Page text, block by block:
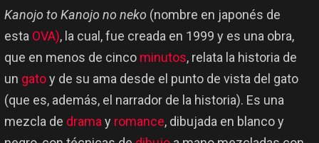
Kanojo to Kanojo no neko (nombre en japonés de
esta OVA), la cual, fue creada en 1999 y es una obra,
que en menos de cinco minutos, relata la historia de
un gatoy de su ama desde el punto de vista del gato
(que es, además, el narrador de la historia). Es una
mezcla de dramay romance, dibujada en blanco y